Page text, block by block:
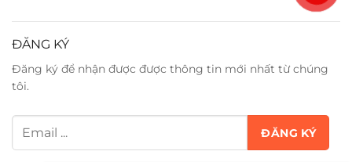
ĐĂNG KÝ
Đăng ký để nhận được được thông tin mới nhất từ chúng
tôi.